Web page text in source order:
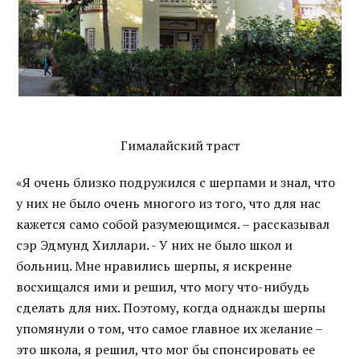
Гималайский траст
«Я очень близко подружился с шерпами и знал, что
у них не было очень многого из того, что для нас
кажется само собой разумеющимся. – рассказывал
сэр Эдмунд Хиллари. - У них не было школ и
больниц. Мне нравились шерпы, я искренне
восхищался ими и решил, что могу что-нибудь
сделать для них. Поэтому, когда однажды шерпы
упомянули о том, что самое главное их желание –
это школа, я решил, что мог бы спонсировать ее